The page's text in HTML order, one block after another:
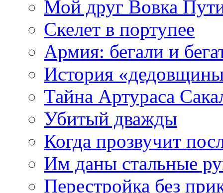
Мой друг Вовка
Скелет в портупее
Армия: бегали и
История
Тайна Артураса
Убитый дважды
Когда прозвучит
Им даны стальные
Перестройка без